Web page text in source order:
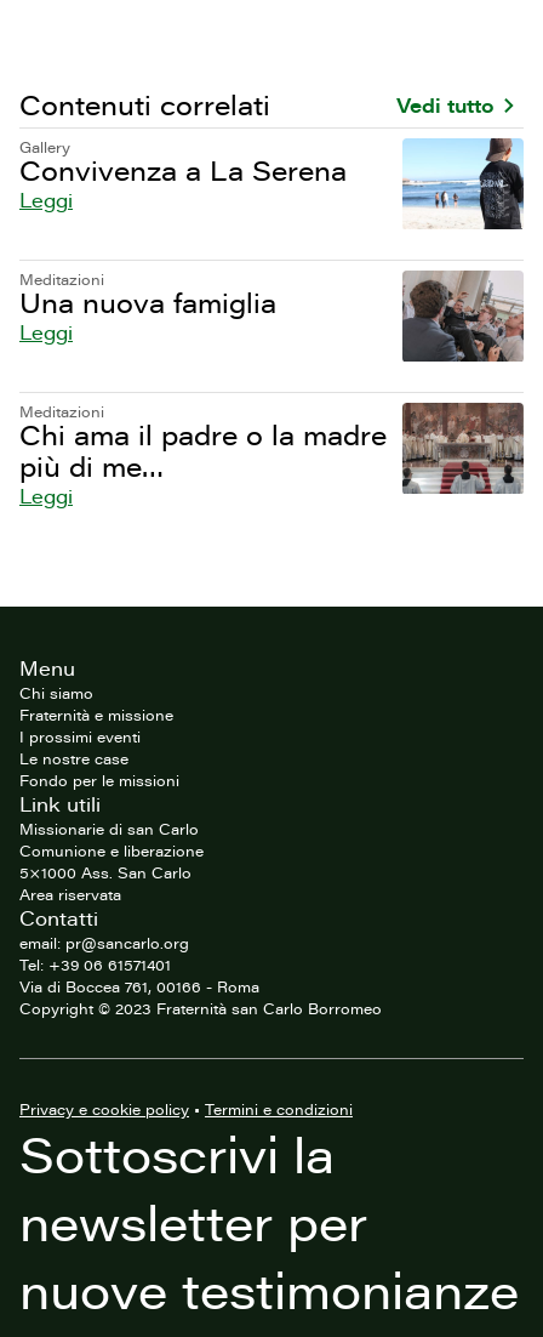
Contenuti correlati Vedi tutto
Gallery
Convivenza a La Serena
Leggi
Meditazioni
Una nuova famiglia
Leggi
Meditazioni
Chi ama il padre o la madre
più di me…
Leggi
FooterMenu
Chi siamo
Fraternità e missione
I prossimi eventi
Le nostre case
Fondo per le missioni
Link utili
Missionarie di san Carlo
Comunione e liberazione
5×1000 Ass. San Carlo
Area riservata
Contatti
email: pr@sancarlo.org
Tel: +39 06 61571401
Via di Boccea 761, 00166 - Roma
Copyright © 2023 Fraternità san Carlo Borromeo
Privacy e cookie policy • Termini e condizioni
Sottoscrivi la
newsletter per
nuove testimonianze